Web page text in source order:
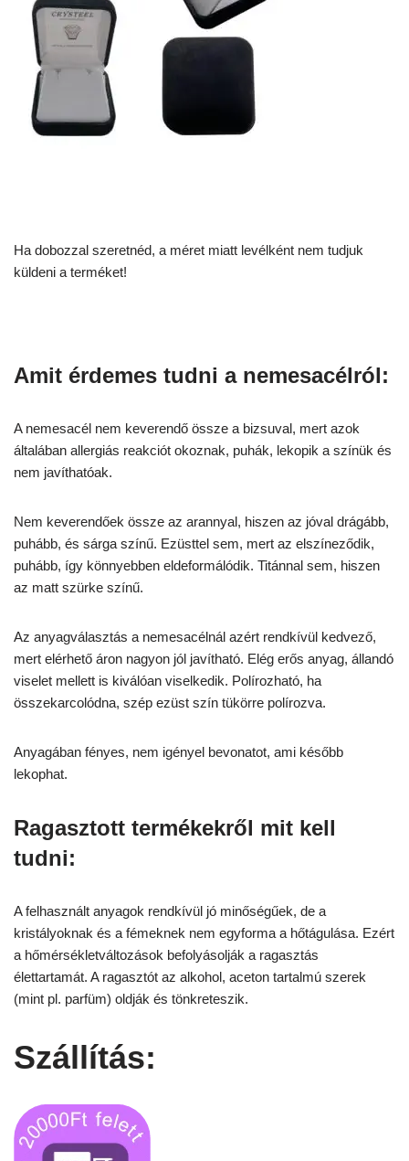
Ha dobozzal szeretnéd, a méret miatt levélként nem tudjuk
küldeni a terméket!
Amit érdemes tudni a nemesacélról:
A nemesacél nem keverendő össze a bizsuval, mert azok
általában allergiás reakciót okoznak, puhák, lekopik a színük és
nem javíthatóak.
Nem keverendőek össze az arannyal, hiszen az jóval drágább,
puhább, és sárga színű. Ezüsttel sem, mert az elszíneződik,
puhább, így könnyebben eldeformálódik. Titánnal sem, hiszen
az matt szürke színű.
Az anyagválasztás a nemesacélnál azért rendkívül kedvező,
mert elérhető áron nagyon jól javítható. Elég erős anyag, állandó
viselet mellett is kiválóan viselkedik. Polírozható, ha
összekarcolódna, szép ezüst szín tükörre polírozva.
Anyagában fényes, nem igényel bevonatot, ami később
lekophat.
Ragasztott termékekről mit kell
tudni:
A felhasznált anyagok rendkívül jó minőségűek, de a
kristályoknak és a fémeknek nem egyforma a hőtágulása. Ezért
a hőmérsékletváltozások befolyásolják a ragasztás
élettartamát. A ragasztót az alkohol, aceton tartalmú szerek
(mint pl. parfüm) oldják és tönkreteszik.
Szállítás: